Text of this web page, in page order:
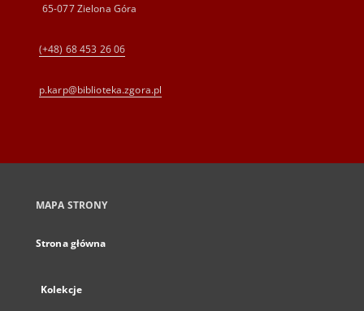
65-077 Zielona Góra
(+48) 68 453 26 06
p.karp@biblioteka.zgora.pl
MAPA STRONY
Strona główna
Kolekcje